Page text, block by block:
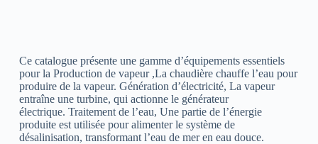
Ce catalogue présente une gamme d’équipements essentiels
pour la Production de vapeur ,La chaudière chauffe l’eau pour
produire de la vapeur. Génération d’électricité, La vapeur
entraîne une turbine, qui actionne le générateur
électrique. Traitement de l’eau, Une partie de l’énergie
produite est utilisée pour alimenter le système de
désalinisation, transformant l’eau de mer en eau douce.